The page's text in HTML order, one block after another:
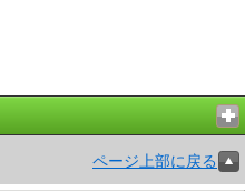
ページ上部に戻る